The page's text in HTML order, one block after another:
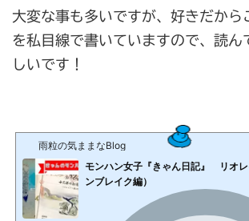
大変な事も多いですが、好きだから
を私目線で書いていますので、読ん
しいです！
雨粒の気ままなBlog
モンハン女子『きゃん日記』 リオ
ンブレイク編）